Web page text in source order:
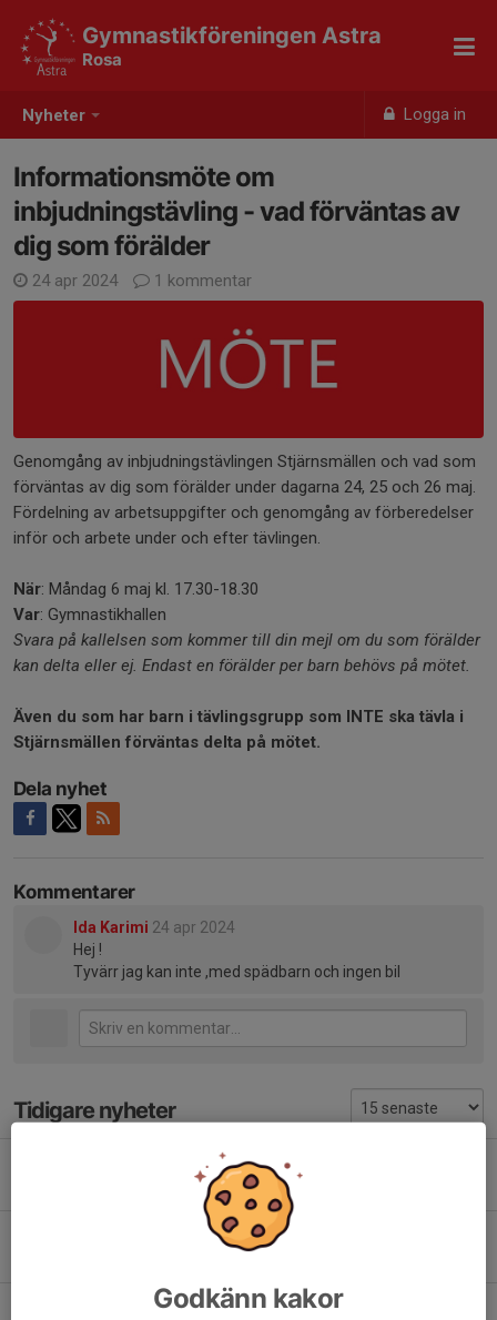
Nyheter Logga in
Gymnastikföreningen Astra
Rosa
Informationsmöte om
inbjudningstävling - vad förväntas av
dig som förälder
24 apr 2024 1 kommentar
Genomgång av inbjudningstävlingen Stjärnsmällen och vad som
förväntas av dig som förälder under dagarna 24, 25 och 26 maj.
Fördelning av arbetsuppgifter och genomgång av förberedelser
inför och arbete under och efter tävlingen.
När: Måndag 6 maj kl. 17.30-18.30
Var: Gymnastikhallen
Svara på kallelsen som kommer till din mejl om du som förälder
kan delta eller ej. Endast en förälder per barn behövs på mötet.
Även du som har barn i tävlingsgrupp som INTE ska tävla i
Stjärnsmällen förväntas delta på mötet.
Dela nyhet
Kommentarer
Ida Karimi 24 apr 2024
Hej !
Tyvärr jag kan inte ,med spädbarn och ingen bil
Tidigare nyheter
Vi söker en kreativ innehållsskapare
0
Terminsstart för Rosa grupp 12/1
UtvärderingGodkänn kakor